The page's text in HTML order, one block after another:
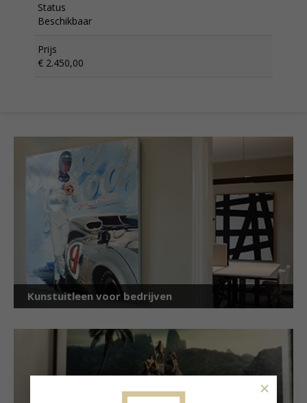
Status
Beschikbaar
Prijs
€ 2.450,00
Kunstuitleen voor bedrijven
×